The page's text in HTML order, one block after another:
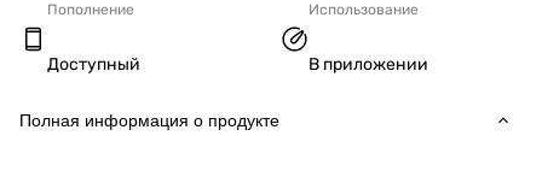
Пополнение
Доступный
Использование
В приложении
Полная информация о продукте